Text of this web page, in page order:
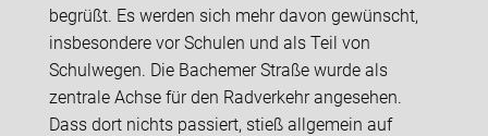
begrüßt. Es werden sich mehr davon gewünscht,
insbesondere vor Schulen und als Teil von
Schulwegen. Die Bachemer Straße wurde als
zentrale Achse für den Radverkehr angesehen.
Dass dort nichts passiert, stieß allgemein auf